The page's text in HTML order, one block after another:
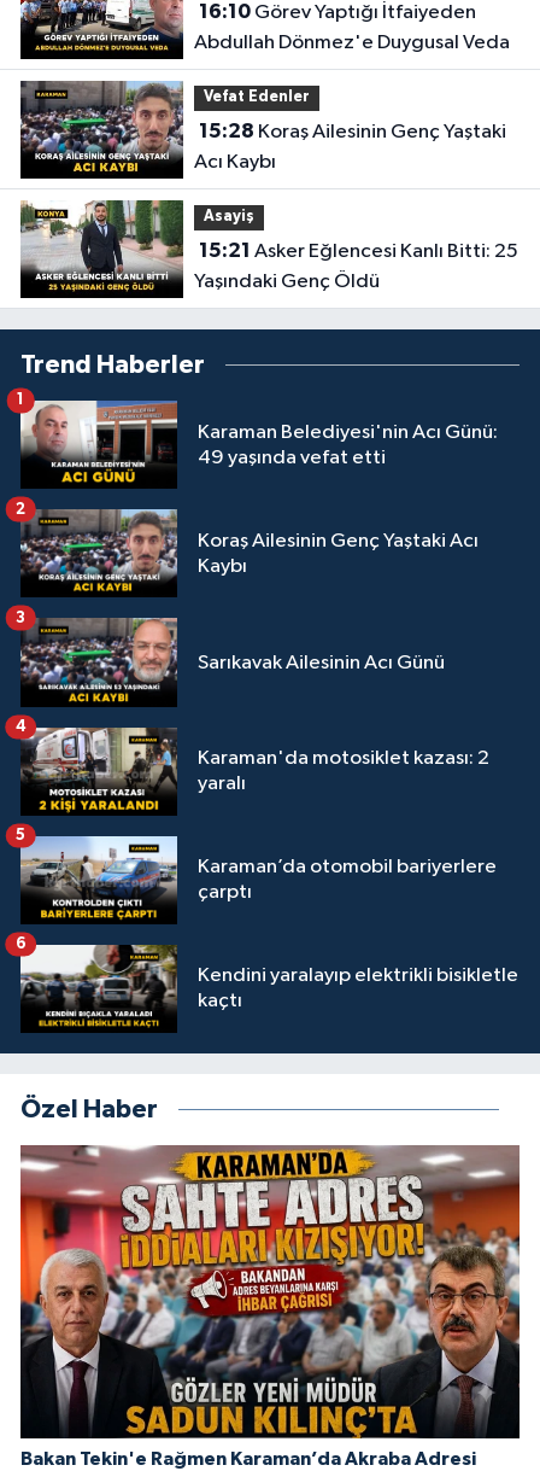
16:10Görev Yaptığı İtfaiyeden
Abdullah Dönmez'e Duygusal Veda
Vefat Edenler
15:28
Acı Kaybı
Asayiş
15:21
Yaşındaki Genç Öldü
Trend Haberler
Karaman Belediyesi'nin Acı Günü:
49 yaşında vefat etti
Koraş Ailesinin Genç Yaştaki Acı
Kaybı
2
Sarıkavak Ailesinin Acı Günü
3
Karaman'da motosiklet kazası: 2
yaralı
4
Karaman’da otomobil bariyerlere
çarptı
5
Kendini yaralayıp elektrikli bisikletle
kaçtı
6
Özel Haber
Bakan Tekin'e Rağmen Karaman’da Akraba Adresi